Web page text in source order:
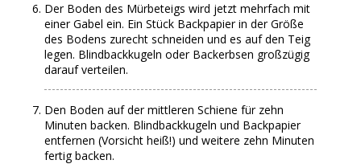
Der Boden des Mürbeteigs wird jetzt mehrfach mit
einer Gabel ein. Ein Stück Backpapier in der Größe
des Bodens zurecht schneiden und es auf den Teig
legen. Blindbackkugeln oder Backerbsen großzügig
darauf verteilen.
Den Boden auf der mittleren Schiene für zehn
Minuten backen. Blindbackkugeln und Backpapier
entfernen (Vorsicht heiß!) und weitere zehn Minuten
fertig backen.